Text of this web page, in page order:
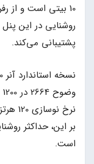
پشتیبانی می‌کند.
است.